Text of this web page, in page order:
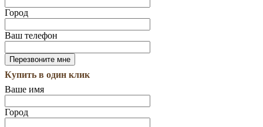
Город
Ваш телефон
Купить в один клик
Ваше имя
Город